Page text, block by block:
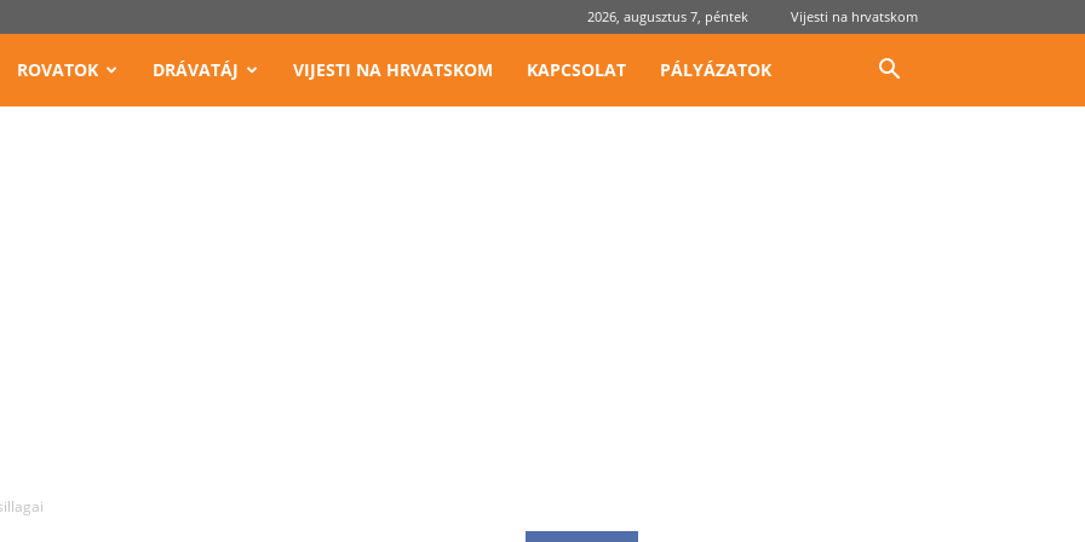
2026, augusztus 7, péntek Vijesti na hrvatskom
ROVATOK DRÁVATÁJ VIJESTI NA HRVATSKOM KAPCSOLAT PÁLYÁZATOK